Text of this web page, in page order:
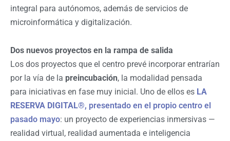
integral para autónomos, además de servicios de
microinformática y digitalización.
Dos nuevos proyectos en la rampa de salida
Los dos proyectos que el centro prevé incorporar entrarían
por la vía de la preincubación, la modalidad pensada
para iniciativas en fase muy inicial. Uno de ellos es LA
RESERVA DIGITAL®, presentado en el propio centro el
pasado mayo: un proyecto de experiencias inmersivas —
realidad virtual, realidad aumentada e inteligencia